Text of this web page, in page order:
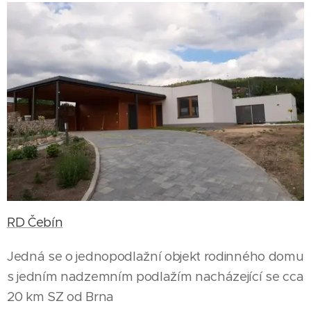
RD Čebín
Jedná se o jednopodlažní objekt rodinného domu
s jedním nadzemním podlažím nacházející se cca
20 km SZ od Brna